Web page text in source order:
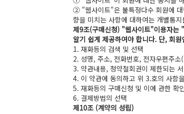
② "웹사이트"은 불특정다수 회원에 대
향을 미치는 사항에 대하여는 개별통지
제9조(구매신청) "웹사이트"이용자는
알기 쉽게 제공하여야 합니다. 단, 회
1. 재화등의 검색 및 선택
2. 성명, 주소, 전화번호, 전자우편주
3. 약관내용, 청약철회권이 제한되는
4. 이 약관에 동의하고 위 3.호의 사항
5. 재화등의 구매신청 및 이에 관한 확
6. 결제방법의 선택
제10조 (계약의 성립)